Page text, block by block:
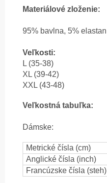
Materiálové zloženie:
95% bavlna, 5% elastan
Veľkosti:
L (35-38)
XL (39-42)
XXL (43-48)
Veľkostná tabuľka:
Dámske:
Metrické čísla (cm)
Anglické čísla (inch)
Francúzske čísla (steh)